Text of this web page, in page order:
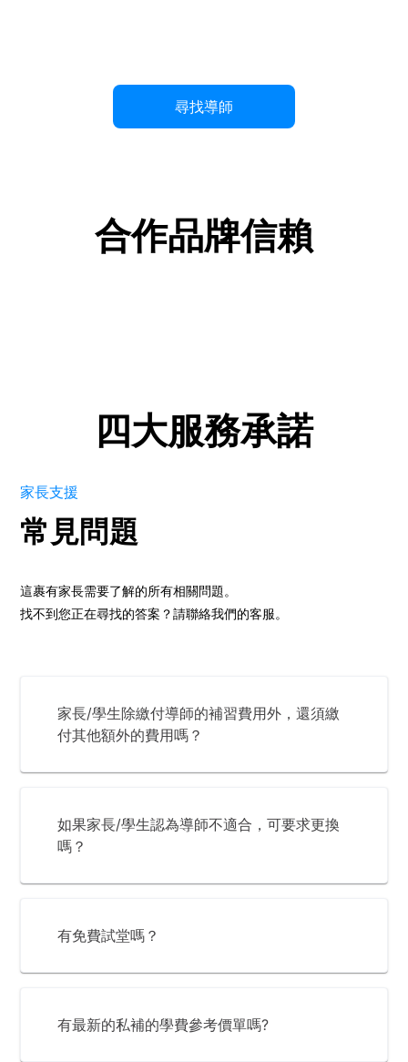
尋找導師
合作品牌信賴
四大服務承諾
家長支援
常見問題
這裹有家長需要了解的所有相關問題。
找不到您正在尋找的答案？請聯絡我們的客服。
家長/學生除繳付導師的補習費用外，還須繳
付其他額外的費用嗎？
如果家長/學生認為導師不適合，可要求更換
嗎？
有免費試堂嗎？
有最新的私補的學費參考價單嗎?